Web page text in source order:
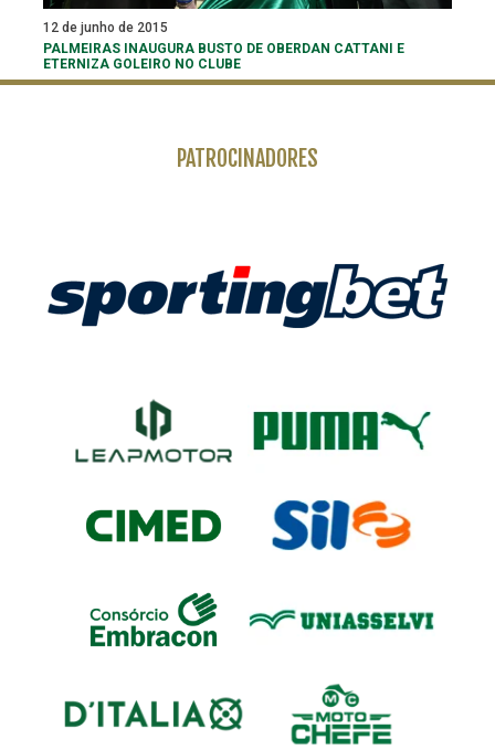
12 de junho de 2015
PALMEIRAS INAUGURA BUSTO DE OBERDAN CATTANI E
ETERNIZA GOLEIRO NO CLUBE
PATROCINADORES